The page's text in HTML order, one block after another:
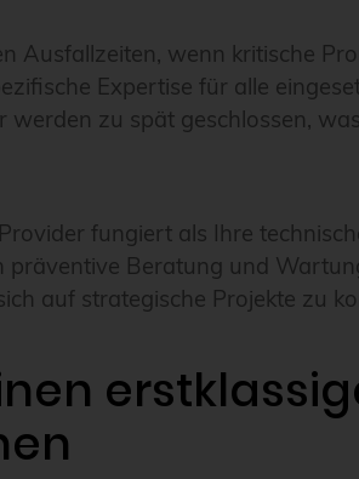
Ausfallzeiten, wenn kritische
Expertise für alle
zu spät geschlossen,
fungiert als Ihre
Beratung und
auf strategische Projekte zu